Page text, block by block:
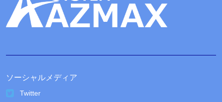
ソーシャルメディア
Twitter